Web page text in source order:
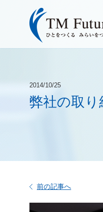
2014/10/25
弊社の取
前の記事へ